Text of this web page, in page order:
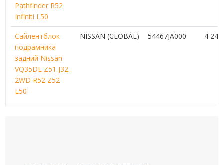
Pathfinder R52
Infiniti L50
Сайлентблок
подрамника
задний Nissan
VQ35DE Z51 J32
2WD R52 Z52
L50
NISSAN (GLOBAL) 54467JA000 4